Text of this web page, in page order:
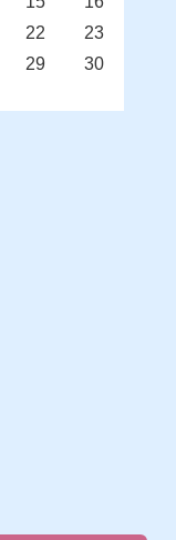
22
23
29
30